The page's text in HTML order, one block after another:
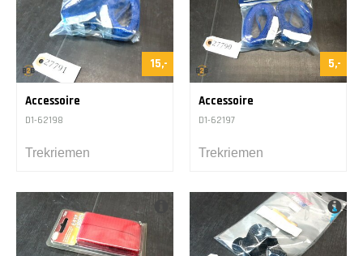
15,-
Accessoire
D1-62198
Trekriemen
5,-
Accessoire
D1-62197
Trekriemen